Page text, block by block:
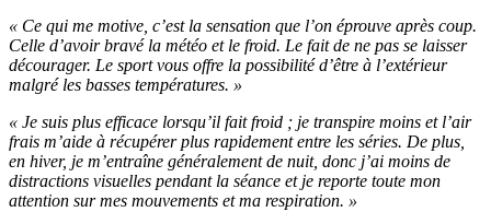
« Ce qui me motive, c’est la sensation que l’on éprouve après coup.
Celle d’avoir bravé la météo et le froid. Le fait de ne pas se laisser
décourager. Le sport vous offre la possibilité d’être à l’extérieur
malgré les basses températures. »
« Je suis plus efficace lorsqu’il fait froid ; je transpire moins et l’air
frais m’aide à récupérer plus rapidement entre les séries. De plus,
en hiver, je m’entraîne généralement de nuit, donc j’ai moins de
distractions visuelles pendant la séance et je reporte toute mon
attention sur mes mouvements et ma respiration. »